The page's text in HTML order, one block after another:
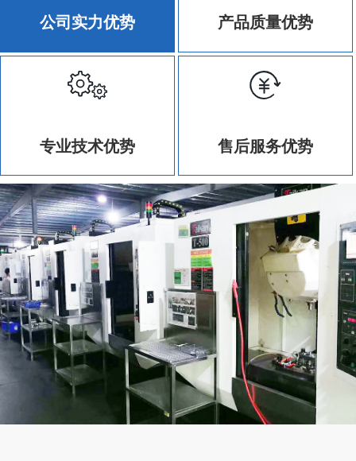
公司实力优势 产品质量优势
专业技术优势 售后服务优势